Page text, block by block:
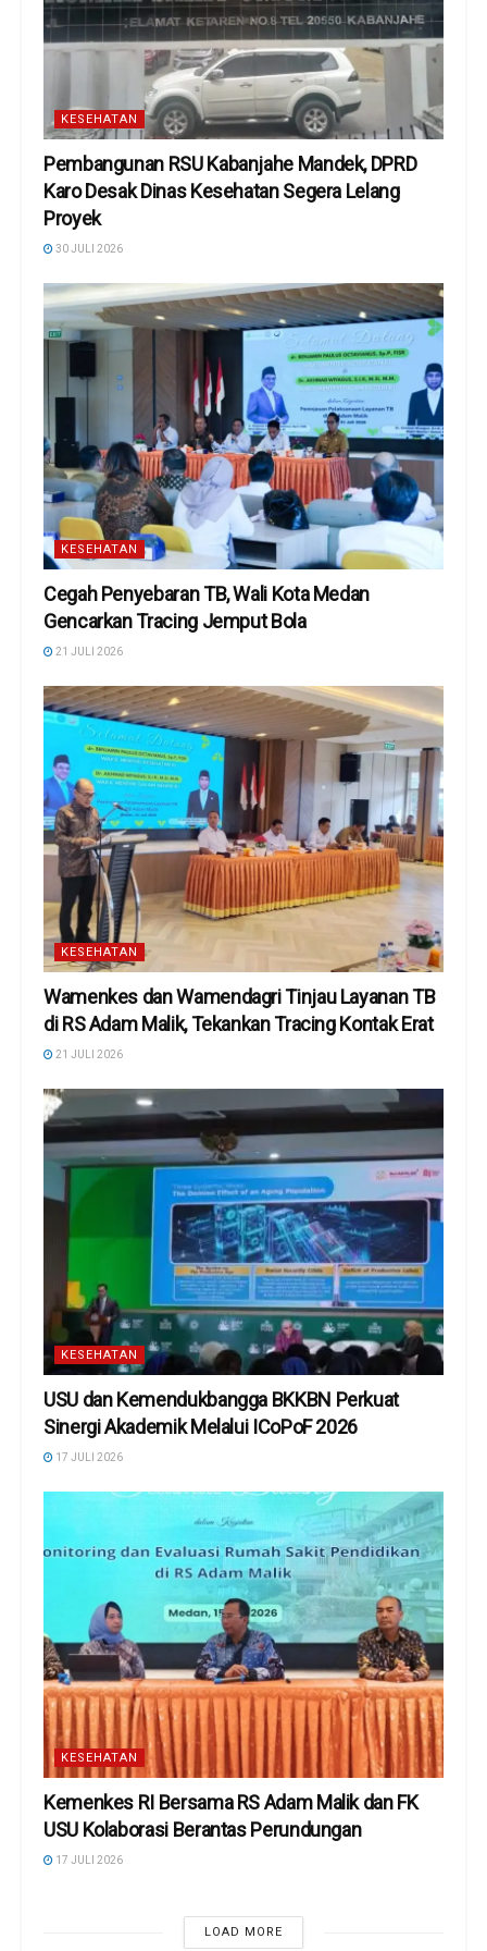
KESEHATAN
Pembangunan RSU Kabanjahe Mandek, DPRD
Karo Desak Dinas Kesehatan Segera Lelang
Proyek
30 JULI 2026
KESEHATAN
Cegah Penyebaran TB, Wali Kota Medan
Gencarkan Tracing Jemput Bola
21 JULI 2026
KESEHATAN
Wamenkes dan Wamendagri Tinjau Layanan TB
di RS Adam Malik, Tekankan Tracing Kontak Erat
21 JULI 2026
KESEHATAN
USU dan Kemendukbangga BKKBN Perkuat
Sinergi Akademik Melalui ICoPoF 2026
17 JULI 2026
KESEHATAN
Kemenkes RI Bersama RS Adam Malik dan FK
USU Kolaborasi Berantas Perundungan
17 JULI 2026
LOAD MORE